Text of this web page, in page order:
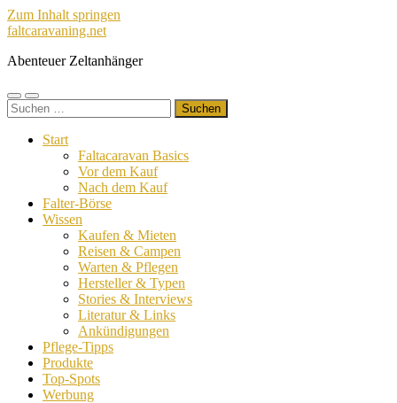
Zum Inhalt springen
faltcaravaning.net
Abenteuer Zeltanhänger
Mobile-
Menü
Suchfeld
ein-/ausblenden
Suchen
nach:
Start
Faltacaravan Basics
Vor dem Kauf
Nach dem Kauf
Falter-Börse
Wissen
Kaufen & Mieten
Reisen & Campen
Warten & Pflegen
Hersteller & Typen
Stories & Interviews
Literatur & Links
Ankündigungen
Pflege-Tipps
Produkte
Top-Spots
Werbung